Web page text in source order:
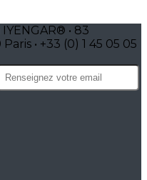
• 83
• +33 (0) 1 45 05 05